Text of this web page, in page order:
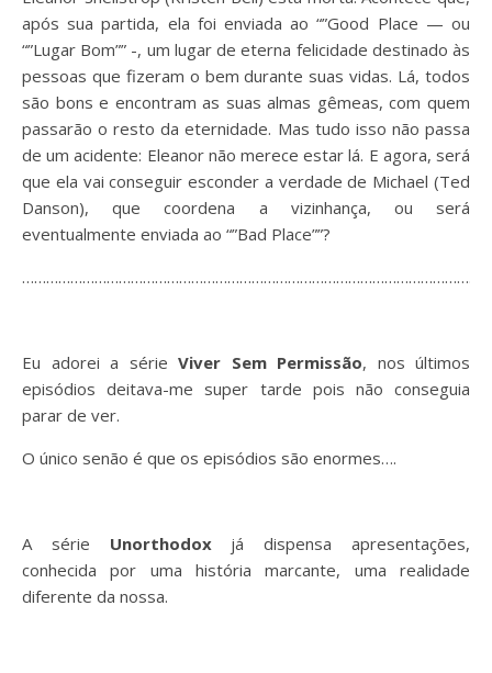
após sua partida, ela foi enviada ao “”Good Place — ou
“”Lugar Bom”” -, um lugar de eterna felicidade destinado às
pessoas que fizeram o bem durante suas vidas. Lá, todos
são bons e encontram as suas almas gêmeas, com quem
passarão o resto da eternidade. Mas tudo isso não passa
de um acidente: Eleanor não merece estar lá. E agora, será
que ela vai conseguir esconder a verdade de Michael (Ted
Danson), que coordena a vizinhança, ou será
eventualmente enviada ao “”Bad Place””?
Eu adorei a série Viver Sem Permissão, nos últimos
episódios deitava-me super tarde pois não conseguia
parar de ver.
O único senão é que os episódios são enormes….
A série Unorthodoxjá dispensa apresentações,
conhecida por uma história marcante, uma realidade
diferente da nossa.